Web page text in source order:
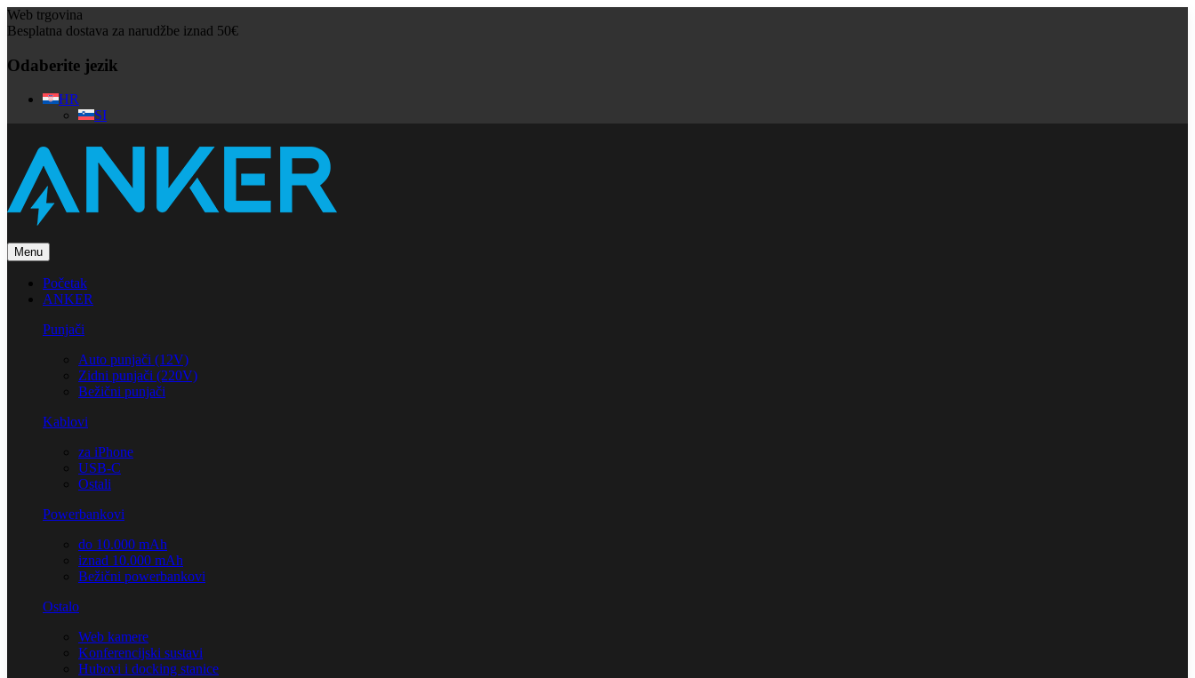
Web trgovina
Besplatna dostava za narudžbe iznad 50€
Odaberite jezik
HR
SI
Menu
Početak
ANKER
Punjači
Auto punjači (12V)
Zidni punjači (220V)
Bežični punjači
Kablovi
za iPhone
USB-C
Ostali
Powerbankovi
do 10.000 mAh
iznad 10.000 mAh
Bežični powerbankovi
Ostalo
Web kamere
Konferencijski sustavi
Hubovi i docking stanice